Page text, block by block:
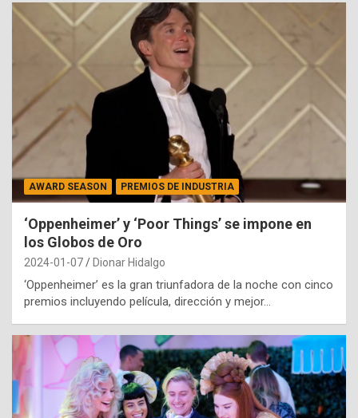
AWARD SEASON PREMIOS DE INDUSTRIA
‘Oppenheimer’ y ‘Poor Things’ se impone en
los Globos de Oro
2024-01-07 Dionar Hidalgo
‘Oppenheimer’ es la gran triunfadora de la noche con cinco
premios incluyendo película, dirección y mejor…